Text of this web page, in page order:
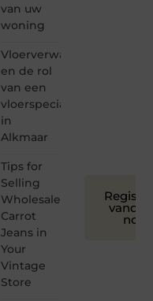
van uw
woning
Vloerverwarming
en de rol
van een
vloerspecialist
in
Alkmaar
Tips for
Selling
Wholesale
Carrot
Jeans in
Your
Vintage
Store
nog